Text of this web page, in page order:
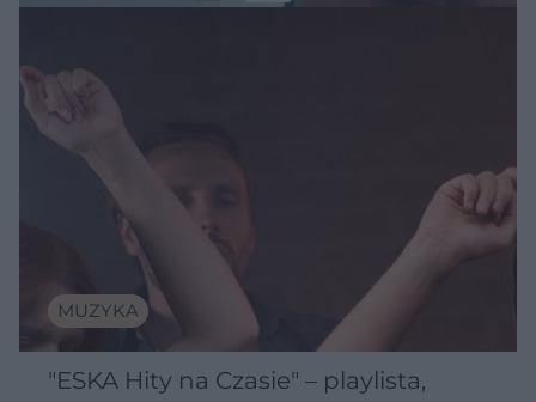
MUZYKA
"ESKA Hity na Czasie" – playlista,